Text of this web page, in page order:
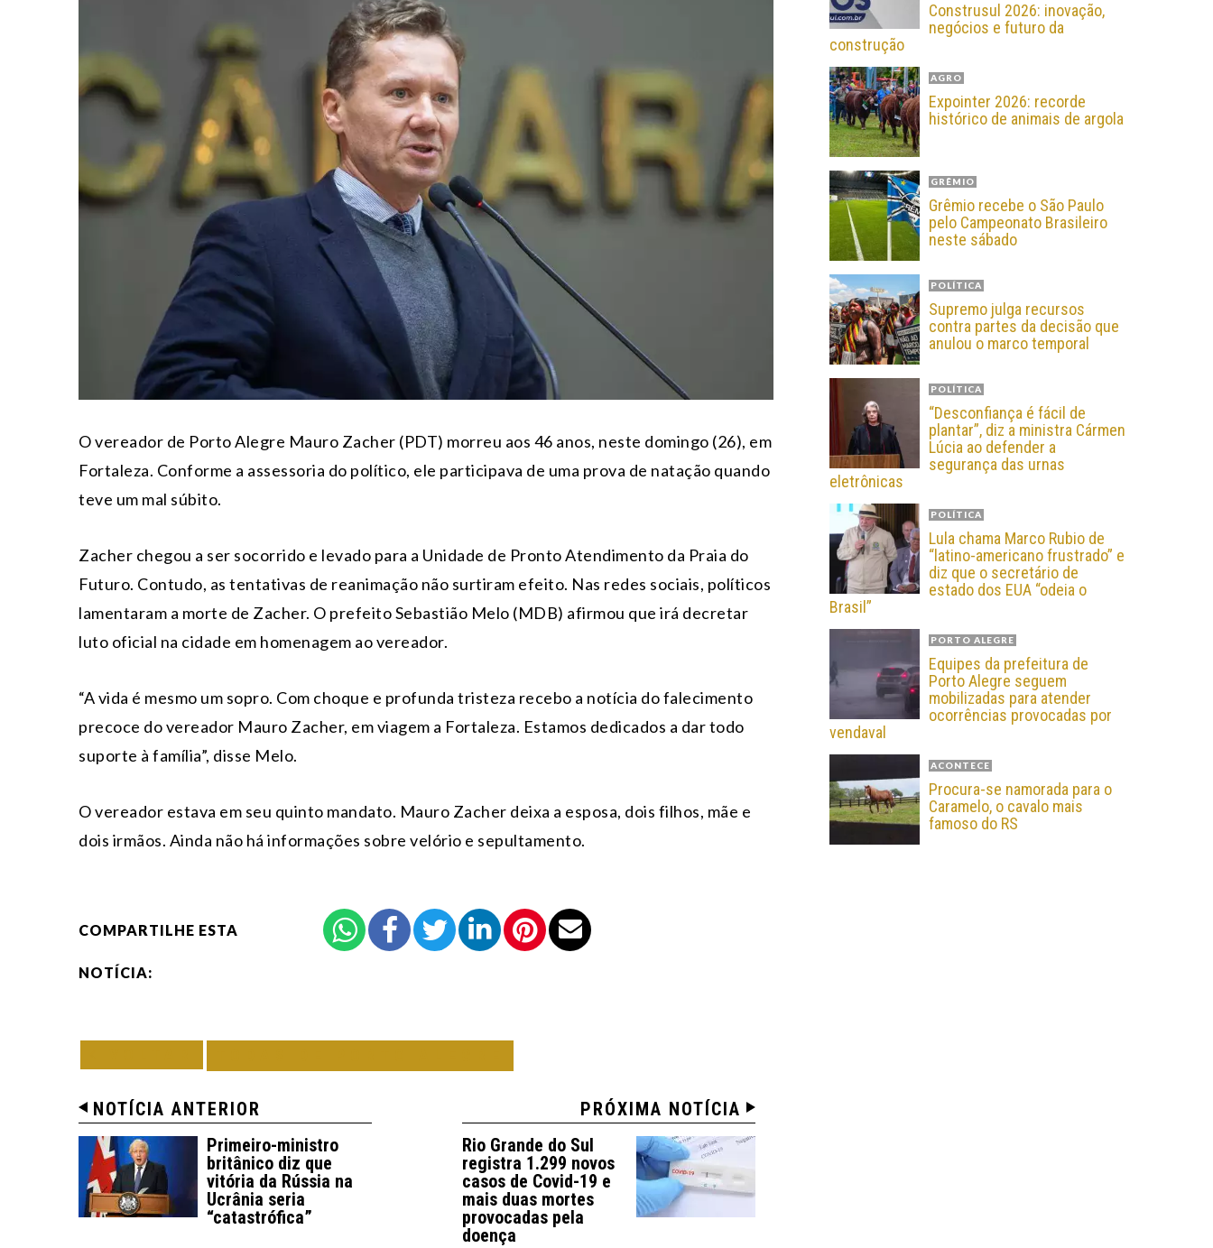
O vereador de Porto Alegre Mauro Zacher (PDT) morreu aos 46 anos, neste domingo (26), em
Fortaleza. Conforme a assessoria do político, ele participava de uma prova de natação quando
teve um mal súbito.
Zacher chegou a ser socorrido e levado para a Unidade de Pronto Atendimento da Praia do
Futuro. Contudo, as tentativas de reanimação não surtiram efeito. Nas redes sociais, políticos
lamentaram a morte de Zacher. O prefeito Sebastião Melo (MDB) afirmou que irá decretar
luto oficial na cidade em homenagem ao vereador.
“A vida é mesmo um sopro. Com choque e profunda tristeza recebo a notícia do falecimento
precoce do vereador Mauro Zacher, em viagem a Fortaleza. Estamos dedicados a dar todo
suporte à família”, disse Melo.
O vereador estava em seu quinto mandato. Mauro Zacher deixa a esposa, dois filhos, mãe e
dois irmãos. Ainda não há informações sobre velório e sepultamento.
COMPARTILHE ESTA
NOTÍCIA:
NOTÍCIA ANTERIOR
Primeiro-ministro
britânico diz que
vitória da Rússia na
Ucrânia seria
“catastrófica”
PRÓXIMA NOTÍCIA
Rio Grande do Sul
registra 1.299 novos
casos de Covid-19 e
mais duas mortes
provocadas pela
doença
Construsul 2026: inovação,
negócios e futuro da
construção
AGRO
Expointer 2026: recorde
histórico de animais de argola
GRÊMIO
Grêmio recebe o São Paulo
pelo Campeonato Brasileiro
neste sábado
POLÍTICA
Supremo julga recursos
contra partes da decisão que
anulou o marco temporal
POLÍTICA
“Desconfiança é fácil de
plantar”, diz a ministra Cármen
Lúcia ao defender a
segurança das urnas
eletrônicas
POLÍTICA
Lula chama Marco Rubio de
“latino-americano frustrado” e
diz que o secretário de
estado dos EUA “odeia o
Brasil”
PORTO ALEGRE
Equipes da prefeitura de
Porto Alegre seguem
mobilizadas para atender
ocorrências provocadas por
vendaval
ACONTECE
Procura-se namorada para o
Caramelo, o cavalo mais
famoso do RS